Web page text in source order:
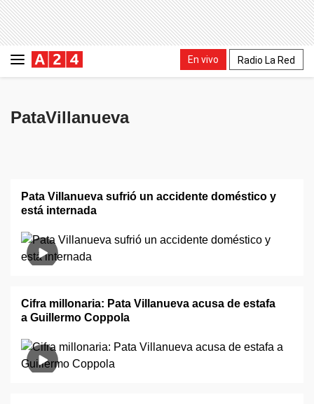
En vivo Radio La Red
PataVillanueva
Pata Villanueva sufrió un accidente doméstico y
está internada
Cifra millonaria: Pata Villanueva acusa de estafa
a Guillermo Coppola